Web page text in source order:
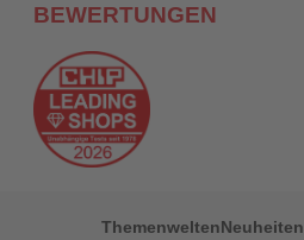
BEWERTUNGEN
ThemenweltenNeuheiten